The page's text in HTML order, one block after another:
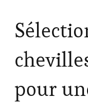
pour